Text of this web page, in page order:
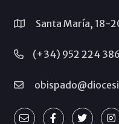
Santa María, 18-
(+34) 952 224 386